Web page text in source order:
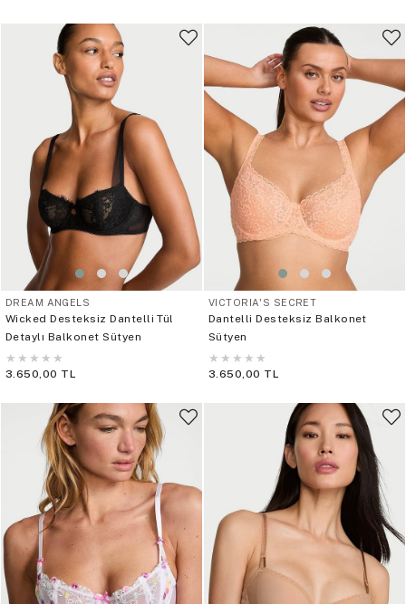
DREAM ANGELS
Wicked Desteksiz Dantelli Tül
Detaylı Balkonet Sütyen
★ ★ ★ ★ ★
3.650,00 TL
VICTORIA'S SECRET
Dantelli Desteksiz Balkonet
Sütyen
★ ★ ★ ★ ★
3.650,00 TL